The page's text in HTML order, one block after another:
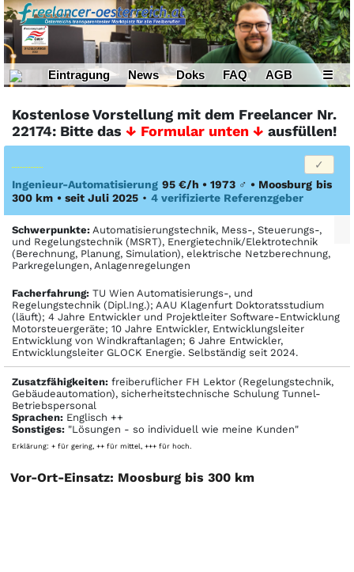
Eintragung News Doks FAQ AGB ☰
Kostenlose Vorstellung mit dem Freelancer Nr.
22174: Bitte das ↓ Formular unten ↓ ausfüllen!
Ingenieur-Automatisierung 95 €/h • 1973 ♂ • Moosburg bis
300 km • seit Juli 2025 • 4 verifizierte Referenzgeber
Schwerpunkte: Automatisierungstechnik, Mess-, Steuerungs-,
und Regelungstechnik (MSRT), Energietechnik/Elektrotechnik
(Berechnung, Planung, Simulation), elektrische Netzberechnung,
Parkregelungen, Anlagenregelungen
Facher­fahrung: TU Wien Automatisierungs-, und
Regelungstechnik (Dipl.Ing.); AAU Klagenfurt Doktoratsstudium
(läuft); 4 Jahre Entwickler und Projektleiter Software-Entwicklung
Motorsteuergeräte; 10 Jahre Entwickler, Entwicklungsleiter
Entwicklung von Windkraftanlagen; 6 Jahre Entwickler,
Entwicklungsleiter GLOCK Energie. Selbständig seit 2024.
Zusatzfähigkeiten: freiberuflicher FH Lektor (Regelungstechnik,
Gebäudeautomation), sicherheitstechnische Schulung Tunnel-
Betriebspersonal
Sprachen: Englisch ++
Sonstiges: "Lösungen - so individuell wie meine Kunden"
Erklärung: + für gering, ++ für mittel, +++ für hoch.
Vor-Ort-Einsatz: Moosburg bis 300 km